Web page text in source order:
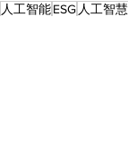
人工智能ESG 人工智